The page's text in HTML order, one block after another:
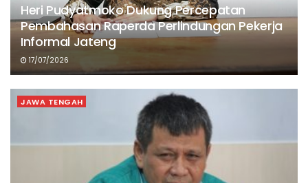
Heri Pudyatmoko Dukung Percepatan
Pembahasan Raperda Perlindungan Pekerja
Informal Jateng
17/07/2026
JAWA TENGAH